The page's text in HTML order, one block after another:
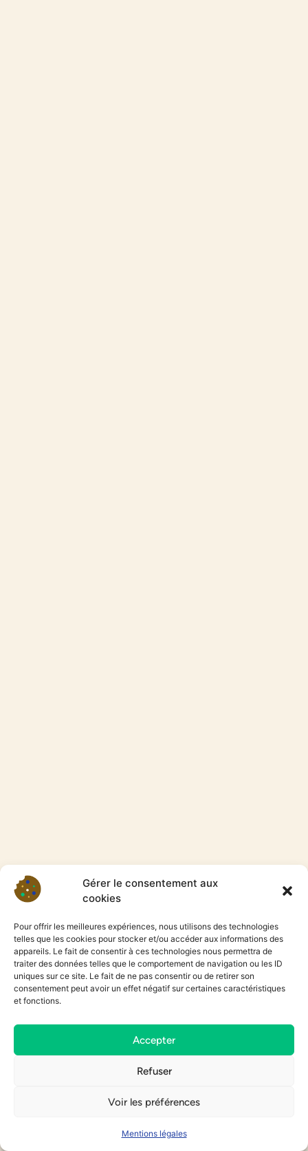
Gérer le consentement aux
cookies
Pour offrir les meilleures expériences, nous utilisons des technologies
telles que les cookies pour stocker et/ou accéder aux informations des
appareils. Le fait de consentir à ces technologies nous permettra de
traiter des données telles que le comportement de navigation ou les ID
uniques sur ce site. Le fait de ne pas consentir ou de retirer son
consentement peut avoir un effet négatif sur certaines caractéristiques
et fonctions.
Accepter
Refuser
Voir les préférences
Mentions légales